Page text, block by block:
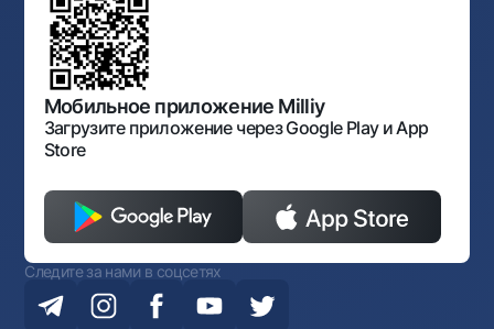
Карта сайта
Галерея изобразительного искусства Узбекистана
документов
Нормативно-правовые документы
Порядок и режим работы НБУ
Открытые данные
Антимонопольный комплаенс
Мобильное приложение Milliy
Загрузите приложение через Google Play и App
Store
Следите за нами в соцсетях